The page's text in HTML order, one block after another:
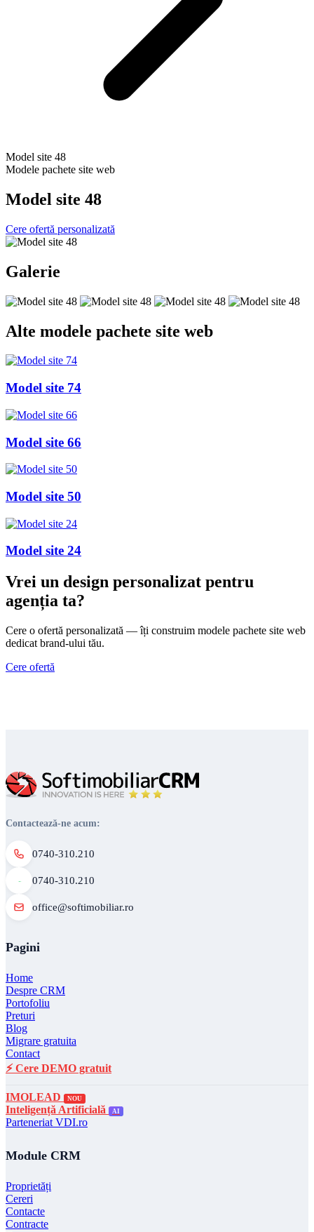
Model site 48
Modele pachete site web
Model site 48
Cere ofertă personalizată
Galerie
Alte modele pachete site web
Model site 74
Model site 66
Model site 50
Model site 24
Vrei un design personalizat pentru
agenția ta?
Cere o ofertă personalizată — îți construim modele pachete site web
dedicat brand-ului tău.
Cere ofertă
Contactează-ne acum:
0740-310.210
0740-310.210
office@softimobiliar.ro
Pagini
Home
Despre CRM
Portofoliu
Preturi
Blog
Migrare gratuita
Contact
⚡ Cere DEMO gratuit
IMOLEAD NOU
Inteligență Artificială AI
Parteneriat VDI.ro
Module CRM
Proprietăți
Cereri
Contacte
Contracte